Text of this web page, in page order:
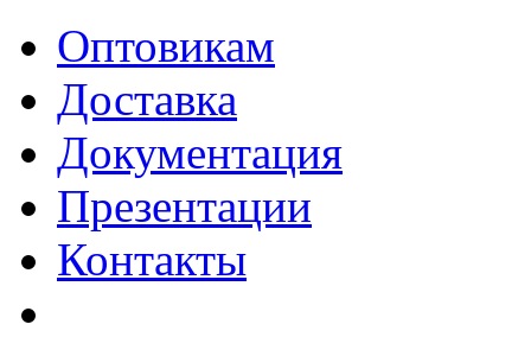
Оптовикам
Доставка
Документация
Презентации
Контакты